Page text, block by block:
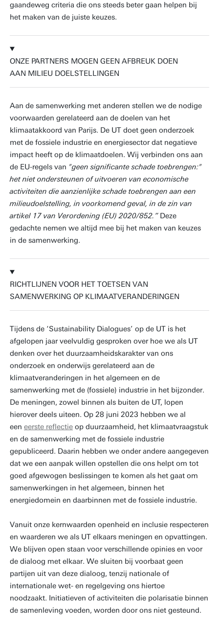
gaandeweg criteria die ons steeds beter gaan helpen bij
het maken van de juiste keuzes.
ONZE PARTNERS MOGEN GEEN AFBREUK DOEN
AAN MILIEU DOELSTELLINGEN
Aan de samenwerking met anderen stellen we de nodige
voorwaarden gerelateerd aan de doelen van het
klimaatakkoord van Parijs. De UT doet geen onderzoek
met de fossiele industrie en energiesector dat negatieve
impact heeft op de klimaatdoelen. Wij verbinden ons aan
de EU-regels van "geen significante schade toebrengen:"
het niet ondersteunen of uitvoeren van economische
activiteiten die aanzienlijke schade toebrengen aan een
milieudoelstelling, in voorkomend geval, in de zin van
artikel 17 van Verordening (EU) 2020/852.” Deze
gedachte nemen we altijd mee bij het maken van keuzes
in de samenwerking.
RICHTLIJNEN VOOR HET TOETSEN VAN
SAMENWERKING OP KLIMAATVERANDERINGEN
Tijdens de ‘Sustainability Dialogues’ op de UT is het
afgelopen jaar veelvuldig gesproken over hoe we als UT
denken over het duurzaamheidskarakter van ons
onderzoek en onderwijs gerelateerd aan de
klimaatveranderingen in het algemeen en de
samenwerking met de (fossiele) industrie in het bijzonder.
De meningen, zowel binnen als buiten de UT, lopen
hierover deels uiteen. Op 28 juni 2023 hebben we al
een eerste reflectie op duurzaamheid, het klimaatvraagstuk
en de samenwerking met de fossiele industrie
gepubliceerd. Daarin hebben we onder andere aangegeven
dat we een aanpak willen opstellen die ons helpt om tot
goed afgewogen beslissingen te komen als het gaat om
samenwerkingen in het algemeen, binnen het
energiedomein en daarbinnen met de fossiele industrie.
Vanuit onze kernwaarden openheid en inclusie respecteren
en waarderen we als UT elkaars meningen en opvattingen.
We blijven open staan voor verschillende opinies en voor
de dialoog met elkaar. We sluiten bij voorbaat geen
partijen uit van deze dialoog, tenzij nationale of
internationale wet- en regelgeving ons hiertoe
noodzaakt. Initiatieven of activiteiten die polarisatie binnen
de samenleving voeden, worden door ons niet gesteund.